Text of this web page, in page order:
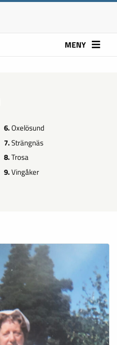
MENY
6.Oxelösund
7.Strängnäs
8.Trosa
9.Vingåker